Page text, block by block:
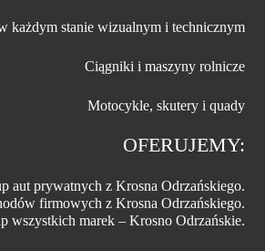
każdym stanie wizualnym i technicznym
Ciągniki i maszyny rolnicze
Motocykle, skutery i quady
OFERUJEMY:
aut prywatnych z Krosna Odrzańskiego.
firmowych z Krosna Odrzańskiego.
wszystkich marek – Krosno Odrzańskie.